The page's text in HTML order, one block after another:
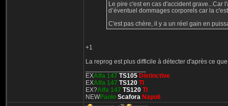
Le pire c'est en cas d'accident grave...Car
d’éventuel dommages corporels car la
C'est pas chère, il y a un réel gain en
+1
La reprog est plus difficile à détecter d'après ce
EXAlfa 147 TS105 Distinctive
EXAlfa 147 TS120 TI
EX?Alfa 147 TS120 TI
NEWPaolo Scafora Napoli